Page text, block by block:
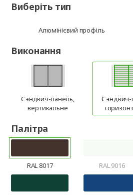
Виберіть тип
Алюмінієвий профіль
Виконання
Сэндвич-панель,
вертикальне
Сэндвич-
Палітра
RAL 8017 RAL 9016